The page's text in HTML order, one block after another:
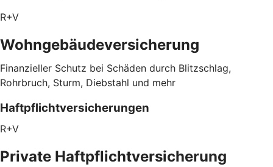
R+V
Wohngebäudeversicherung
Finanzieller Schutz bei Schäden durch Blitzschlag,
Rohrbruch, Sturm, Diebstahl und mehr
Haftpflichtversicherungen
R+V
Private Haftpflichtversicherung